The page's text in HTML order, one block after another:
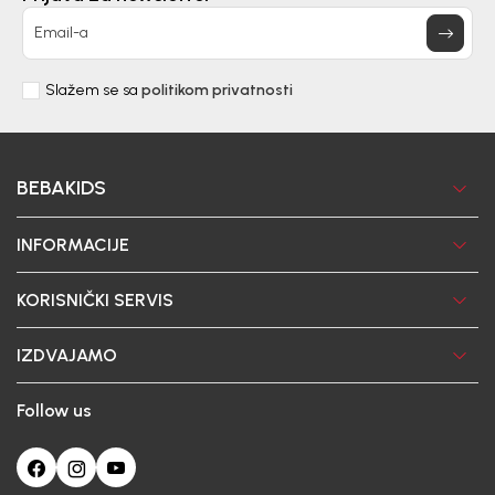
Email-a
Slažem se sa politikom privatnosti
BEBAKIDS
INFORMACIJE
KORISNIČKI SERVIS
IZDVAJAMO
Follow us